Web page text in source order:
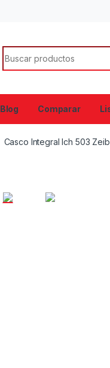
Search for:
Blog Comparar
Casco Integral Ich 503